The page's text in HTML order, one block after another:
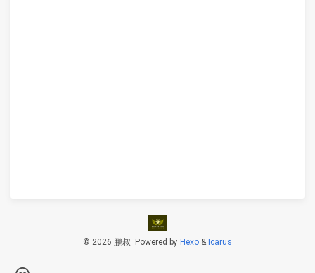
© 2026 鹏叔 Powered by Hexo & Icarus